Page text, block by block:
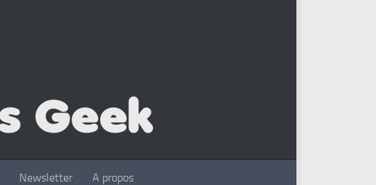
Newsletter A propos